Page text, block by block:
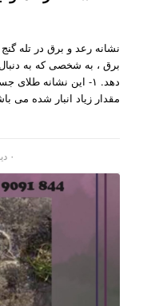
نشانه رعد و برق در تله
برق ، به شخصی که به
دهد. ۱- این نشانه
مقدار زیاد انبار شده می باشد. ۲- این را نشان می
۰ دیدگاه